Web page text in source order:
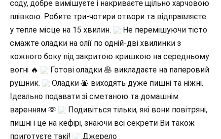
соду, добре вимішуєте і накриваєте щільно харчовою
плівкою. Робите три-чотири отвори та відправляєте
у тепле місце на 15 хвилин.
Не перемішуючи тісто
смажте оладки на олії по одній-дві хвилинки з
кожного боку під закритою кришкою на середньому
вогні 🔥
Готові оладки 🥞 викладаєте на паперовий
рушник.
Оладки 🥞 виходять дуже пишні та ніжні.
Ідеально подавати зі сметаною та домашнім
варенням 🫶
Подивіться тільки, які вони повітряні,
пишні і це на кефірі, знаючи всі секрети Ви також
приготуєте такі!
Джерело